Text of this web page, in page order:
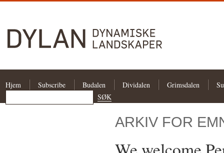
Hjem Subscribe Budalen Dividalen Grimsdalen
ARKIV FOR